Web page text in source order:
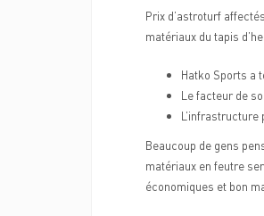
Prix d’astroturf
matériaux du tapis
Hatko Sports a
Le facteur de
L’infrastructure
Beaucoup de gens
matériaux en feutre
économiques et bon